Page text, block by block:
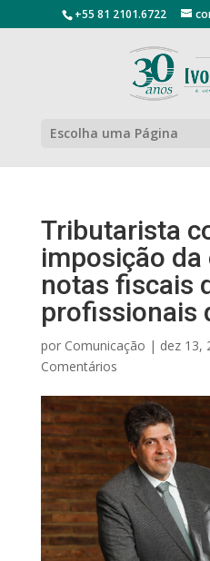
+55 81 2101.6722
Escolha uma Página
Tributarista
imposição da
notas fiscais
profissionais
por Comunicação | dez 13,
Comentários